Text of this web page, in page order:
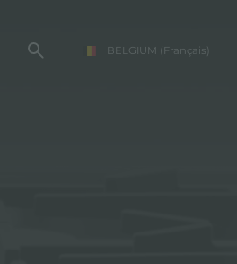
BELGIUM (Français)